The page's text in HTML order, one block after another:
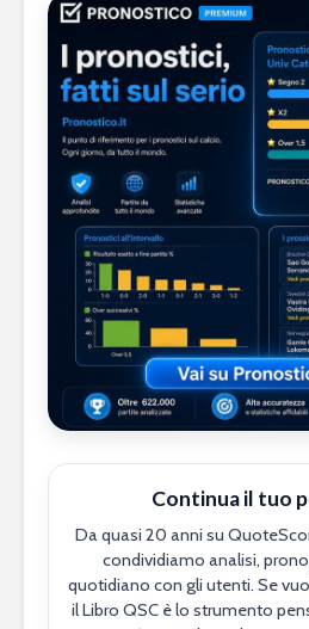
Continua il tuo
Da quasi 20 anni su
condividiamo analisi,
quotidiano con gli utenti. Se
il Libro QSC è lo strumento